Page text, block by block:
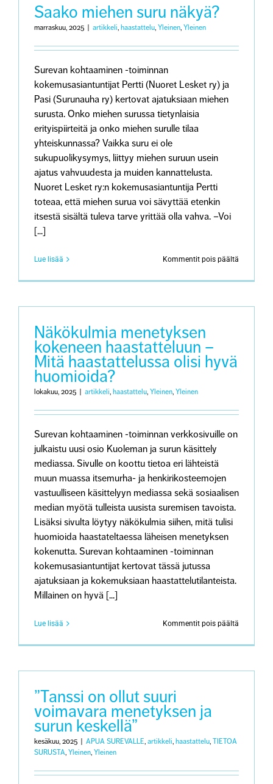
Saako miehen suru näkyä?
marraskuu, 2025 artikkeli, haastattelu, Yleinen, Yleinen
Surevan kohtaaminen -toiminnan
kokemusasiantuntijat Pertti (Nuoret Lesket ry) ja
Pasi (Surunauha ry) kertovat ajatuksiaan miehen
surusta. Onko miehen surussa tietynlaisia
erityispiirteitä ja onko miehen surulle tilaa
yhteiskunnassa? Vaikka suru ei ole
sukupuolikysymys, liittyy miehen suruun usein
ajatus vahvuudesta ja muiden kannattelusta.
Nuoret Lesket ry:n kokemusasiantuntija Pertti
toteaa, että miehen surua voi sävyttää etenkin
itsestä sisältä tuleva tarve yrittää olla vahva. –Voi
[...]
Lue lisää Kommentit pois päältä
miehen
Näkökulmia menetyksen
kokeneen haastatteluun –
Mitä haastattelussa olisi hyvä
huomioida?
lokakuu, 2025 artikkeli, haastattelu, Yleinen, Yleinen
Surevan kohtaaminen -toiminnan verkkosivuille on
julkaistu uusi osio Kuoleman ja surun käsittely
mediassa. Sivulle on koottu tietoa eri lähteistä
muun muassa itsemurha- ja henkirikosteemojen
vastuulliseen käsittelyyn mediassa sekä sosiaalisen
median myötä tulleista uusista suremisen tavoista.
Lisäksi sivulta löytyy näkökulmia siihen, mitä tulisi
huomioida haastateltaessa läheisen menetyksen
kokenutta. Surevan kohtaaminen -toiminnan
kokemusasiantuntijat kertovat tässä jutussa
ajatuksiaan ja kokemuksiaan haastattelutilanteista.
Millainen on hyvä [...]
Lue lisää Kommentit pois päältä
”Tanssi on ollut suuri
voimavara menetyksen ja
surun keskellä”
kesäkuu, 2025 APUA SUREVALLE, artikkeli, haastattelu, TIETOA
SURUSTA, Yleinen, Yleinen